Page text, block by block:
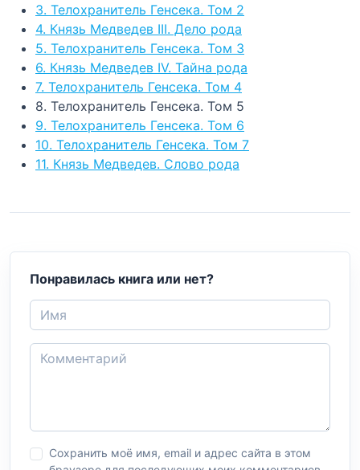
3. Телохранитель Генсека. Том 2
4. Князь Медведев III. Дело рода
5. Телохранитель Генсека. Том 3
6. Князь Медведев IV. Тайна рода
7. Телохранитель Генсека. Том 4
8. Телохранитель Генсека. Том 5
9. Телохранитель Генсека. Том 6
10. Телохранитель Генсека. Том 7
11. Князь Медведев. Слово рода
Понравилась книга или нет?
Сохранить моё имя, email и адрес сайта в этом